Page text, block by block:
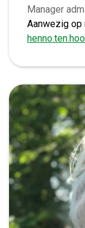
Manager
Aanwezig op